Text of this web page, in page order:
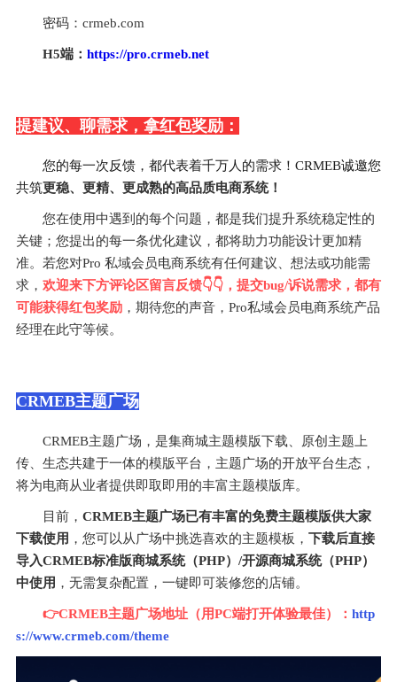
密码：crmeb.com
H5端： https://pro.crmeb.net
提建议、聊需求，拿红包奖励：
您的每一次反馈，都代表着千万人的需求！CRMEB诚邀您
共筑更稳、更精、更成熟的高品质电商系统！
您在使用中遇到的每个问题，都是我们提升系统稳定性的
关键；您提出的每一条优化建议，都将助力功能设计更加精
准。若您对Pro 私域会员电商系统有任何建议、想法或功能需
求， 欢迎来下方评论区留言反馈👇👇，提交bug/诉说需求，都有
可能获得红包奖励 ，期待您的声音，Pro私域会员电商系统产品
经理在此守等候。
CRMEB主题广场
CRMEB主题广场，是集商城主题模版下载、原创主题上
传、生态共建于一体的模版平台，主题广场的开放平台生态，
将为电商从业者提供即取即用的丰富主题模版库。
目前， CRMEB主题广场已有丰富的免费主题模版供大家
下载使用 ，您可以从广场中挑选喜欢的主题模板， 下载后直接
导入CRMEB标准版商城系统（PHP）/开源商城系统（PHP）
中使用 ，无需复杂配置，一键即可装修您的店铺。
👉️CRMEB主题广场地址（用PC端打开体验最佳）： http
s://www.crmeb.com/theme